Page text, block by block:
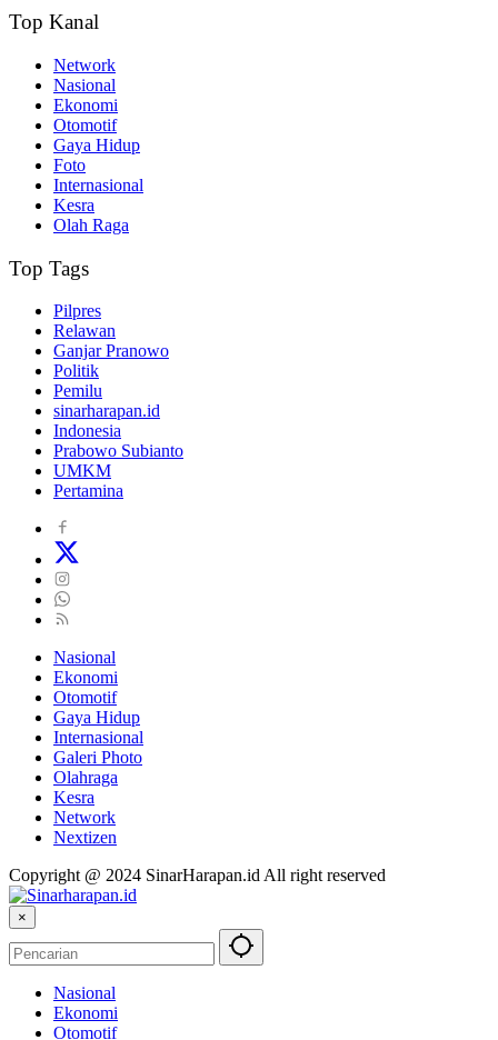
Top Kanal
Network
Nasional
Ekonomi
Otomotif
Gaya Hidup
Foto
Internasional
Kesra
Olah Raga
Top Tags
Pilpres
Relawan
Ganjar Pranowo
Politik
Pemilu
sinarharapan.id
Indonesia
Prabowo Subianto
UMKM
Pertamina
Nasional
Ekonomi
Otomotif
Gaya Hidup
Internasional
Galeri Photo
Olahraga
Kesra
Network
Nextizen
Copyright @ 2024 SinarHarapan.id All right reserved
×
Nasional
Ekonomi
Otomotif